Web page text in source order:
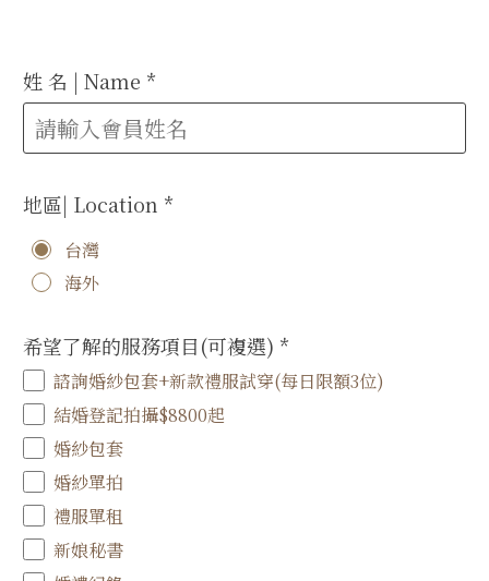
姓 名 | Name *
地區| Location *
台灣
海外
希望了解的服務項目(可複選) *
諮詢婚紗包套+新款禮服試穿(每日限額3位)
結婚登記拍攝$8800起
婚紗包套
婚紗單拍
禮服單租
新娘秘書